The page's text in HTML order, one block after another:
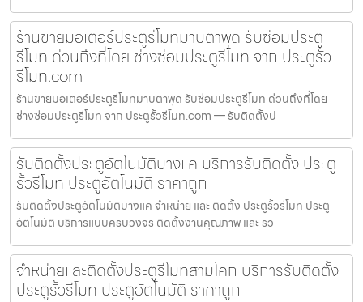
ร้านขายมอเตอร์ประตูรีโมทมาบตาพุด รับซ่อมประตู
รีโมท ด่วนถึงที่โดย ช่างซ่อมประตูรีโมท จาก ประตูรั้ว
รีโมท.com
ร้านขายมอเตอร์ประตูรีโมทมาบตาพุด รับซ่อมประตูรีโมท ด่วนถึงที่โดย
ช่างซ่อมประตูรีโมท จาก ประตูรั้วรีโมท.com — รับติดตั้งป
รับติดตั้งประตูอัตโนมัติบางแค บริการรับติดตั้ง ประตู
รั้วรีโมท ประตูอัตโนมัติ ราคาถูก
รับติดตั้งประตูอัตโนมัติบางแค จำหน่าย และ ติดตั้ง ประตูรั้วรีโมท ประตู
อัตโนมัติ บริการแบบครบวงจร ติดตั้งงานคุณภาพ และ รว
จำหน่ายและติดตั้งประตูรีโมทสามโคก บริการรับติดตั้ง
ประตูรั้วรีโมท ประตูอัตโนมัติ ราคาถูก